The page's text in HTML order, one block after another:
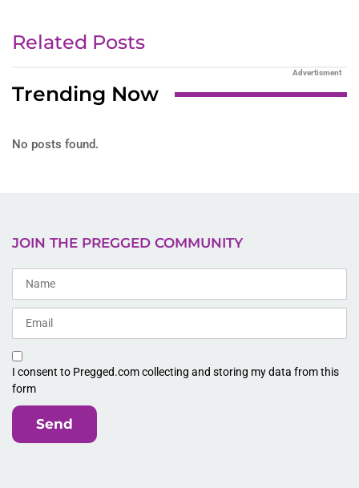
Related Posts
Advertisment
Trending Now
No posts found.
JOIN THE PREGGED COMMUNITY
I consent to Pregged.com collecting and storing my data from this
form
Send